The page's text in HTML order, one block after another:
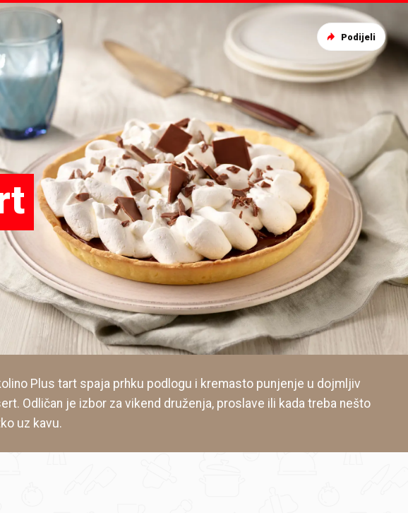
Plus tart spaja prhku podlogu i kremasto punjenje u dojmljiv
Odličan je izbor za vikend druženja, proslave ili kada treba nešto
uz kavu.
Podijeli